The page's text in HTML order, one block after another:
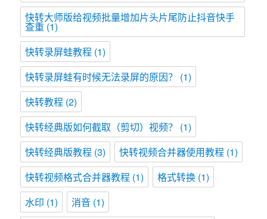
快转大师版给视频批量增加片头片尾防止抖音快手
查重(1)
快转录屏蛙教程 (1)
快转录屏蛙有时候无法录屏的原因？ (1)
快转教程 (2)
快转经典版如何截取（剪切）视频？ (1)
快转经典版教程 (3) 快转视频合并器使用教程 (1)
快转视频格式合并器教程 (1) 格式转换 (1)
水印 (1) 消音 (1)